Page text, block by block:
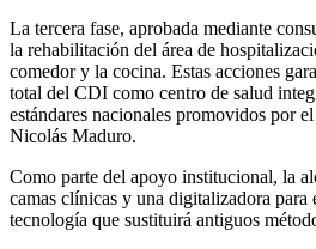
La tercera fase, aprobada mediante
la rehabilitación del área de
comedor y la cocina. Estas acciones
total del CDI como centro de salud
estándares nacionales promovidos por
Nicolás Maduro.
Como parte del apoyo institucional, la
camas clínicas y una digitalizadora
tecnología que sustituirá antiguos